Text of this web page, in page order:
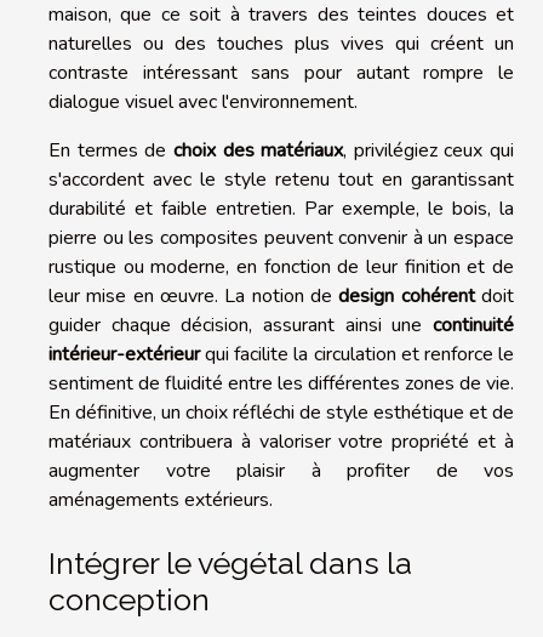
maison, que ce soit à travers des teintes douces et
naturelles ou des touches plus vives qui créent un
contraste intéressant sans pour autant rompre le
dialogue visuel avec l'environnement.
En termes de choix des matériaux, privilégiez ceux qui
s'accordent avec le style retenu tout en garantissant
durabilité et faible entretien. Par exemple, le bois, la
pierre ou les composites peuvent convenir à un espace
rustique ou moderne, en fonction de leur finition et de
leur mise en œuvre. La notion dedesign cohérentdoit
guider chaque décision, assurant ainsi une continuité
intérieur-extérieurqui facilite la circulation et renforce le
sentiment de fluidité entre les différentes zones de vie.
En définitive, un choix réfléchi de style esthétique et de
matériaux contribuera à valoriser votre propriété et à
augmenter votre plaisir à profiter de vos
aménagements extérieurs.
Intégrer le végétal dans la
conception